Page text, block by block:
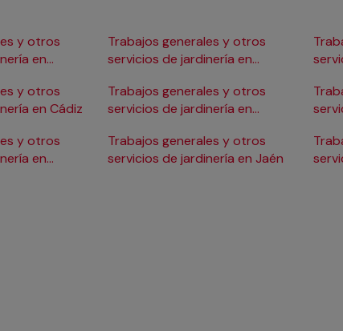
y otros
en
y otros
en Cádiz
y otros
en
Trabajos generales y otros
servicios de jardinería en
Trabajos generales y otros
servicios de jardinería en
Trabajos generales y otros
servicios de jardinería en Jaén